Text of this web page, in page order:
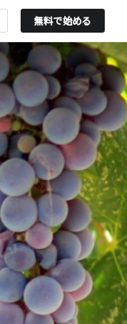
無料で始める